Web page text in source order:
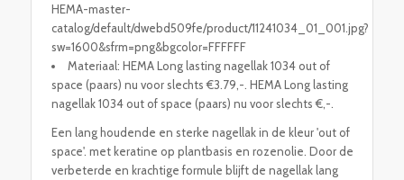
HEMA-master-
catalog/default/dwebd509fe/product/11241034_01_001.jpg?
sw=1600&sfrm=png&bgcolor=FFFFFF
Materiaal: HEMA Long lasting nagellak 1034 out of
space (paars) nu voor slechts €3.79,-. HEMA Long lasting
nagellak 1034 out of space (paars) nu voor slechts €,-.
Een lang houdende en sterke nagellak in de kleur 'out of
space'. met keratine op plantbasis en rozenolie. Door de
verbeterde en krachtige formule blijft de nagellak lang